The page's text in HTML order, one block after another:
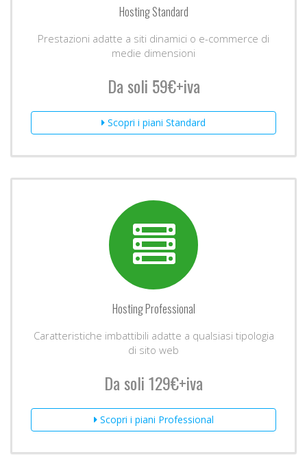
Hosting Standard
Prestazioni adatte a siti dinamici o e-commerce di
medie dimensioni
Da soli 59€+iva
Scopri i piani Standard
Hosting Professional
Caratteristiche imbattibili adatte a qualsiasi tipologia
di sito web
Da soli 129€+iva
Scopri i piani Professional